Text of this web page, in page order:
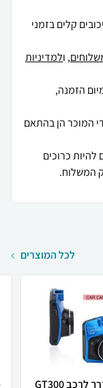
קלים בזמני
, ולמדיניות
המוכר הן בהתאם
להיות כרוכים
המשלוח.
לכל המוצרים
מצלמת דרך לרכב GT300